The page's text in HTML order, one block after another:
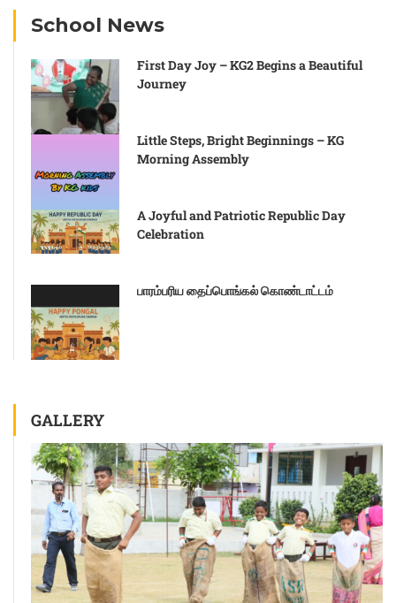
School News
First Day Joy – KG2 Begins a Beautiful
Journey
Little Steps, Bright Beginnings – KG
Morning Assembly
A Joyful and Patriotic Republic Day
Celebration
பாரம்பரிய தைப்பொங்கல் கொண்டாட்டம்
GALLERY